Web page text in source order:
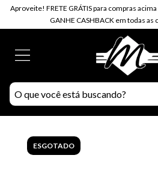
Aproveite! FRETE GRÁTIS para compras
GANHE CASHBACK em todas as
ESGOTADO